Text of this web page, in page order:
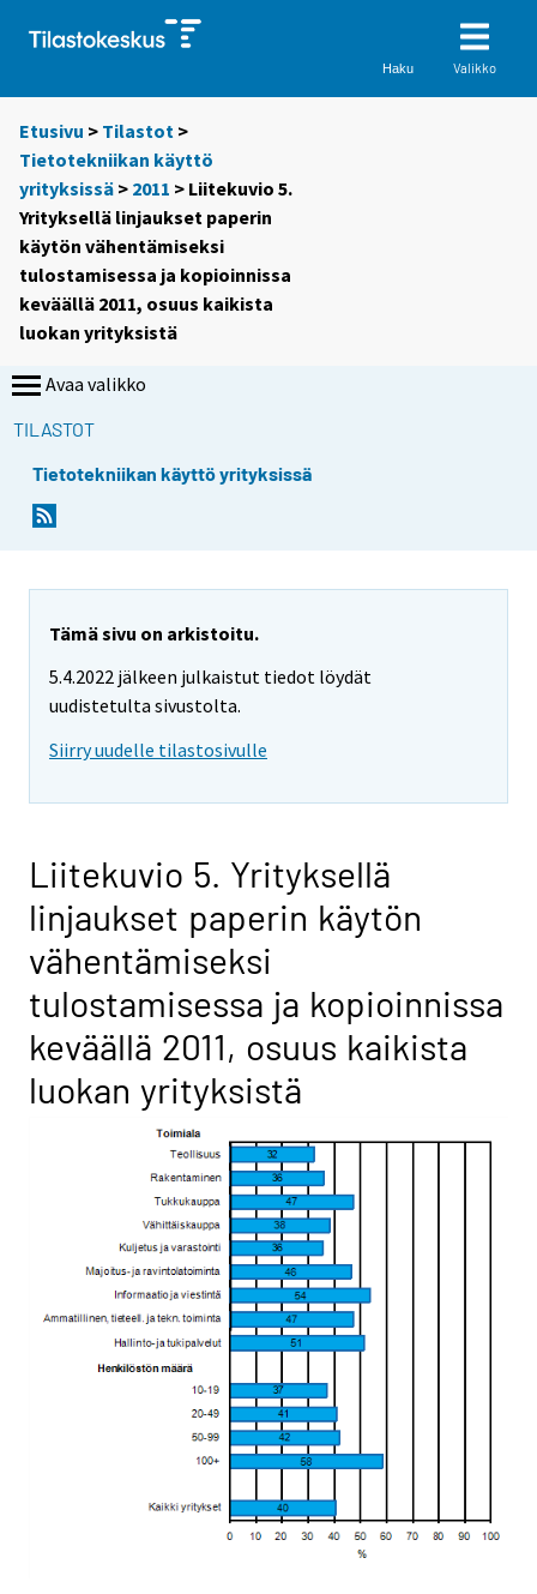
Haku Valikko
Etusivu > Tilastot >
Tietotekniikan käyttö
yrityksissä > 2011 > Liitekuvio 5.
Yrityksellä linjaukset paperin
käytön vähentämiseksi
tulostamisessa ja kopioinnissa
keväällä 2011, osuus kaikista
luokan yrityksistä
Avaa valikko
TILASTOT
Tietotekniikan käyttö yrityksissä
Tämä sivu on arkistoitu.
5.4.2022 jälkeen julkaistut tiedot löydät
uudistetulta sivustolta.
Siirry uudelle tilastosivulle
Liitekuvio 5. Yrityksellä
linjaukset paperin käytön
vähentämiseksi
tulostamisessa ja kopioinnissa
keväällä 2011, osuus kaikista
luokan yrityksistä